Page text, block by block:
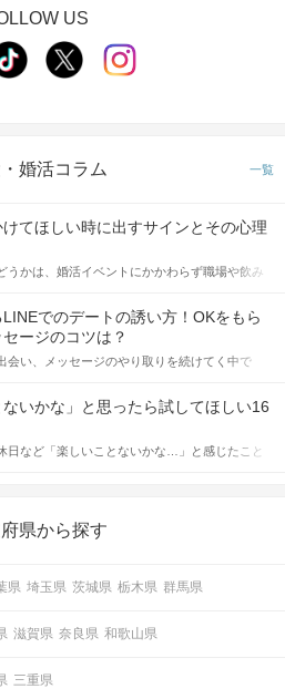
US
婚活コラム 一覧
てほしい時に出すサインとその心理
うかは、婚活イベントにかかわらず職場や飲み
るかにも左右されます。 これから恋人作りを本
している方は、女性が異性を求めて出すサイン
し、正しい行動に移せるかどうかが重要。 この
話しかけて欲しい時に出すサインとその心理を
動に繋げるべきかをご紹介していきます。
でのデートの誘い方！OKをもら
ージのコツは？
会い、メッセージのやり取りを続けてく中で
どう誘ったらいいの？」とお困りの男性もいら
いでしょうか。 そこで今回は、男性から女性へ
トの誘い方のコツをご紹介します。例文も混じ
ので、ぜひ参考にしてください。
ないかな」と思ったら試してほしい16
日など「楽しいことないかな…」と感じたこと
デアを集めました♪ いままさに楽しいことを探し
県から探す
県 埼玉県 茨城県 栃木県 群馬県
滋賀県 奈良県 和歌山県
三重県